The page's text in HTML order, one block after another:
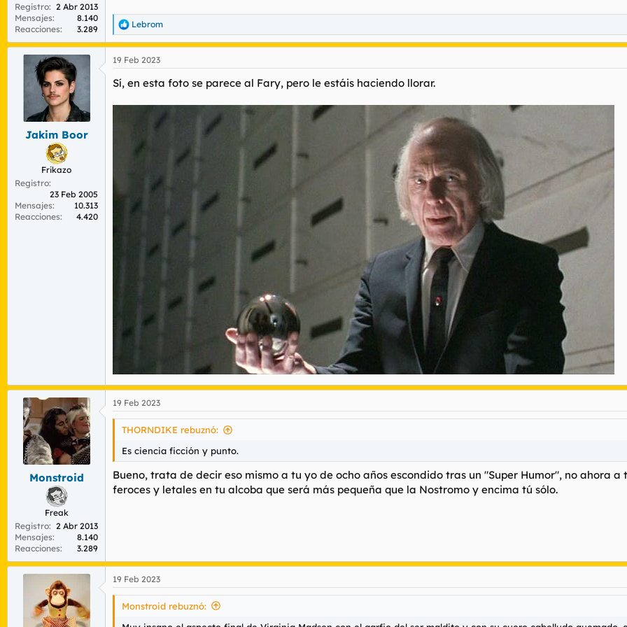
Registro
2 Abr 2013
Mensajes
8.140
Reacciones
3.289
R
e
a
c
i
n
Lebrom
Jakim Boor
Frikazo
Registro
23 Feb 2005
Mensajes
10.313
Reacciones
4.420
19 Feb 2023
Sí, en esta foto se parece al Fary, pero le estáis haciendo llorar.
Monstroid
Freak
Registro
2 Abr 2013
Mensajes
8.140
Reacciones
3.289
19 Feb 2023
THORNDIKE rebuznó:
Es ciencia ficción y punto.
Bueno, trata de decir eso mismo a tu yo de ocho años escondido tras un "Super Humor", no ahora
feroces y letales en tu alcoba que será más pequeña que la Nostromo y encima tú sólo.
19 Feb 2023
Monstroid rebuznó: